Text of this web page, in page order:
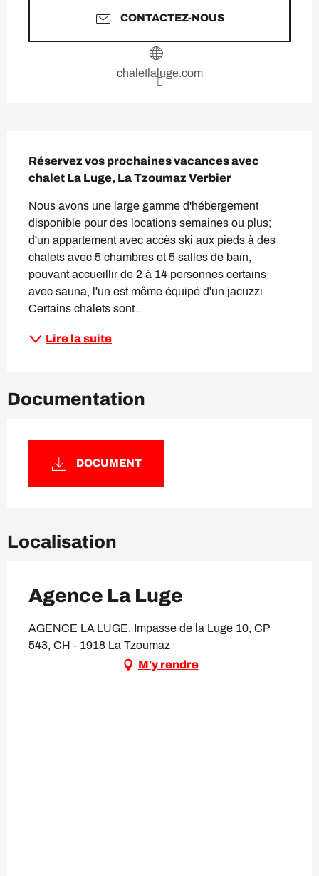
CONTACTEZ-NOUS
chaletlaluge.com
Réservez vos prochaines vacances avec
chalet La Luge, La Tzoumaz Verbier
Nous avons une large gamme d'hébergement
disponible pour des locations semaines ou plus;
d'un appartement avec accès ski aux pieds à des
chalets avec 5 chambres et 5 salles de bain,
pouvant accueillir de 2 à 14 personnes certains
avec sauna, l'un est même équipé d'un jacuzzi
Certains chalets sont...
Lire la suite
Documentation
DOCUMENT
Localisation
Agence La Luge
AGENCE LA LUGE, Impasse de la Luge 10, CP
543, CH - 1918 La Tzoumaz
M'y rendre